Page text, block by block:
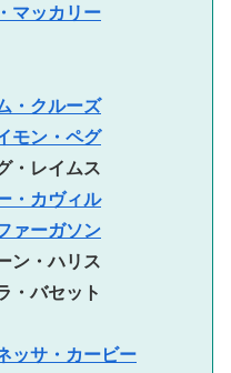
マッカリー
・クルーズ
モン・ペグ
・レイムス
・カヴィル
ァーガソン
ン・ハリス
・バセット
ッサ・カービー